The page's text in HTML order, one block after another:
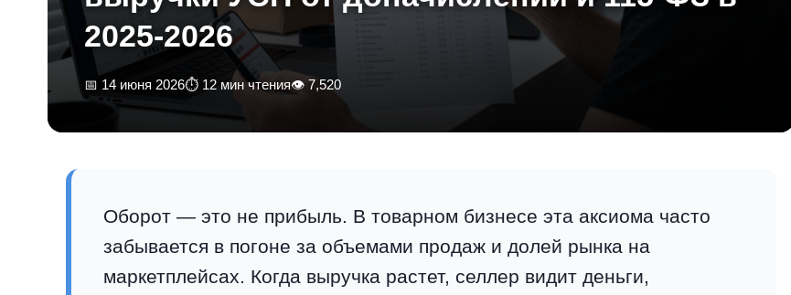
2025-2026
📅 14 июня 2026⏱ 12 мин чтения👁 7,520
Оборот — это не прибыль. В товарном бизнесе эта аксиома часто
забывается в погоне за объемами продаж и долей рынка на
маркетплейсах. Когда выручка растет, селлер видит деньги,